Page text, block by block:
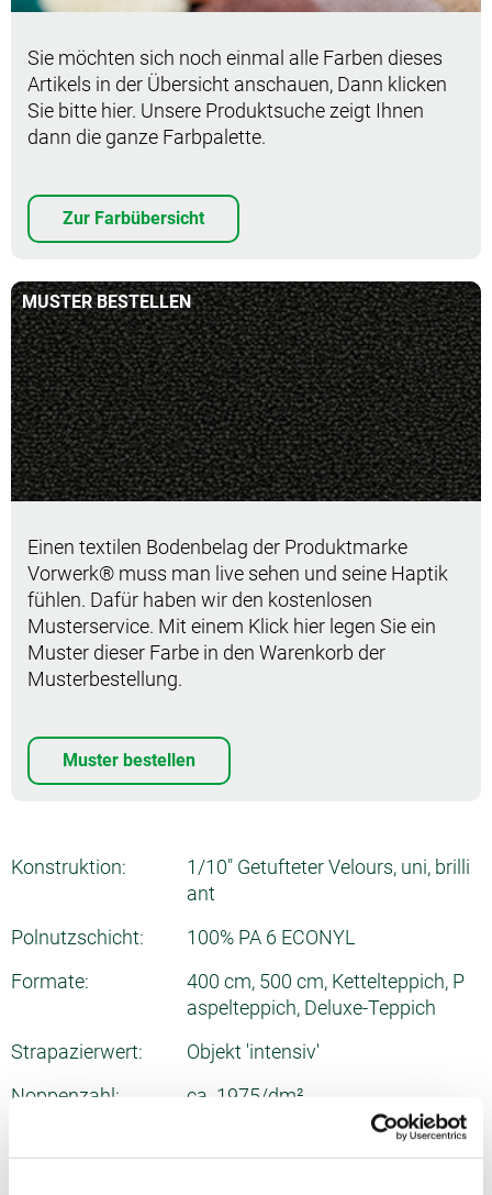
Sie möchten sich noch einmal alle Farben dieses
Artikels in der Übersicht anschauen, Dann klicken
Sie bitte hier. Unsere Produktsuche zeigt Ihnen
dann die ganze Farbpalette.
Zur Farbübersicht
MUSTER BESTELLEN
Muster bestellen
Einen textilen Bodenbelag der Produktmarke
Vorwerk® muss man live sehen und seine Haptik
fühlen. Dafür haben wir den kostenlosen
Musterservice. Mit einem Klick hier legen Sie ein
Muster dieser Farbe in den Warenkorb der
Musterbestellung.
Muster bestellen
Konstruktion:
1/10" Getufteter Velours, uni, brilli
ant
Polnutzschicht:
100% PA 6 ECONYL
Formate:
400 cm, 500 cm, Kettelteppich, P
aspelteppich, Deluxe-Teppich
Strapazierwert:
Objekt 'intensiv'
Noppenzahl:
ca. 1975/dm²